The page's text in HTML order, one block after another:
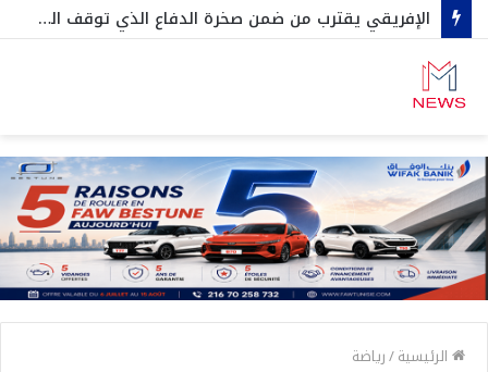
الإفريقي يقترب من ضمن صخرة الدفاع الذي توقف الترجي في رابطة الأبطال…ثنائي آخر أجنبي في الطريق….وعقد جديد مع نجم صاعد
الرئيسية/رياضة